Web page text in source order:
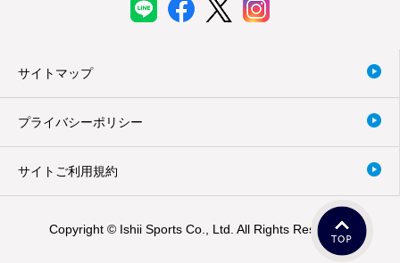
サイトマップ
プライバシーポリシー
サイトご利用規約
Copyright © Ishii Sports Co., Ltd. All Rights Reserved.